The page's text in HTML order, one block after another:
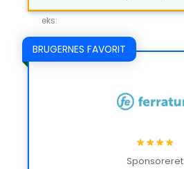
eks:
BRUGERNES FAVORIT
★★★★
Sponsoreret